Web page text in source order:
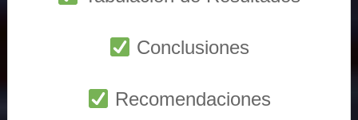
Conclusiones
Recomendaciones